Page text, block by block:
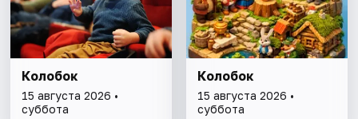
Колобок
15 августа 2026 •
суббота
Колобок
15 августа 2026 •
суббота